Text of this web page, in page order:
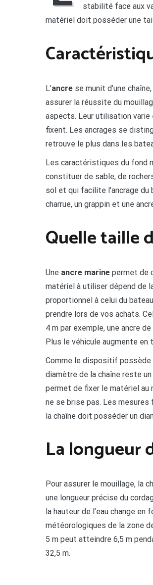
stabilité face aux
matériel doit posséder une
L’ancre se munit d’une
assurer la réussite du
aspects. Leur utilisation
fixent. Les ancrages se
retrouve le plus dans les
Les caractéristiques du fond
constituer de sable, de
sol et qui facilite l’ancrage
charrue, un grappin et une
Quelle taille
Une ancre marine permet de
matériel à utiliser dépend de
proportionnel à celui du
prendre lors de vos achats.
4 m par exemple, une ancre
Plus le véhicule augmente en
Comme le dispositif possède
diamètre de la chaîne reste
permet de fixer le matériel au
ne se brise pas. Les mesures
la chaîne doit posséder un
La longueur
Pour assurer le mouillage, la
une longueur précise du
la hauteur de l’eau change
météorologiques de la zone
5 m peut atteindre 6,5 m
32,5 m.